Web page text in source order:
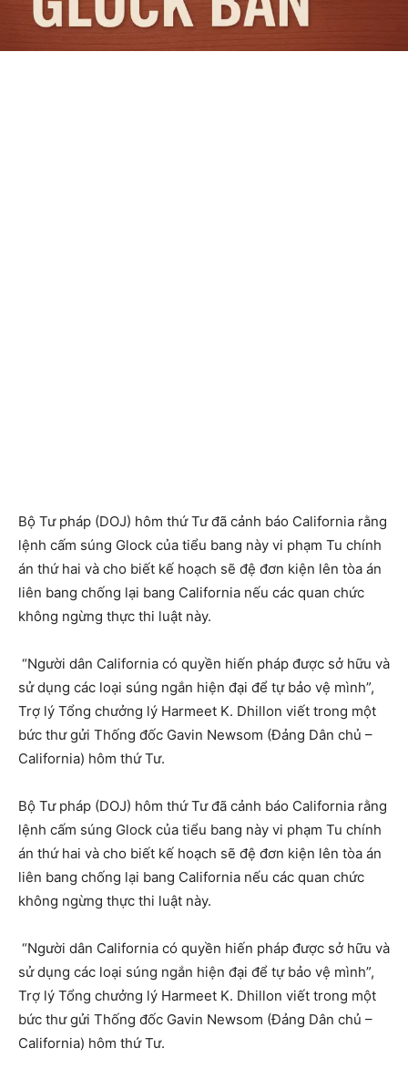
Bộ Tư pháp (DOJ) hôm thứ Tư đã cảnh báo California rằng
lệnh cấm súng Glock của tiểu bang này vi phạm Tu chính
án thứ hai và cho biết kế hoạch sẽ đệ đơn kiện lên tòa án
liên bang chống lại bang California nếu các quan chức
không ngừng thực thi luật này.
“Người dân California có quyền hiến pháp được sở hữu và
sử dụng các loại súng ngắn hiện đại để tự bảo vệ mình”,
Trợ lý Tổng chưởng lý Harmeet K. Dhillon viết trong một
bức thư gửi Thống đốc Gavin Newsom (Đảng Dân chủ –
California) hôm thứ Tư.
Bộ Tư pháp (DOJ) hôm thứ Tư đã cảnh báo California rằng
lệnh cấm súng Glock của tiểu bang này vi phạm Tu chính
án thứ hai và cho biết kế hoạch sẽ đệ đơn kiện lên tòa án
liên bang chống lại bang California nếu các quan chức
không ngừng thực thi luật này.
“Người dân California có quyền hiến pháp được sở hữu và
sử dụng các loại súng ngắn hiện đại để tự bảo vệ mình”,
Trợ lý Tổng chưởng lý Harmeet K. Dhillon viết trong một
bức thư gửi Thống đốc Gavin Newsom (Đảng Dân chủ –
California) hôm thứ Tư.